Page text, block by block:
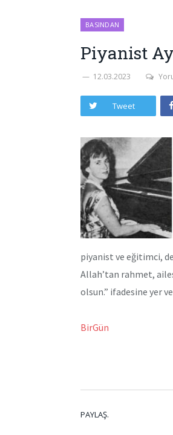
BASINDAN
Piyanist
12.03.2023
Tweet
piyanist ve eğitimci,
Allah’tan rahmet,
olsun.” ifadesine yer
BirGün
PAYLAŞ.